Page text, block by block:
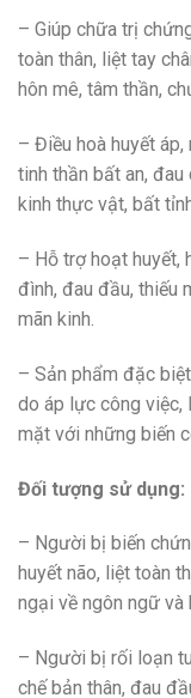
– Giúp chữa trị
toàn thân, liệt tay
hôn mê, tâm thần,
– Điều hoà huyết
tinh thần bất an,
kinh thực vật, bất
– Hỗ trợ hoạt huyết,
đình, đau đầu, thiếu
mãn kinh.
– Sản phẩm đặc
do áp lực công
mặt với những biến
Đối tượng sử dụng:
– Người bị biến
huyết não, liệt toàn
ngại về ngôn ngữ và
– Người bị rối loạn
chế bản thân, đau